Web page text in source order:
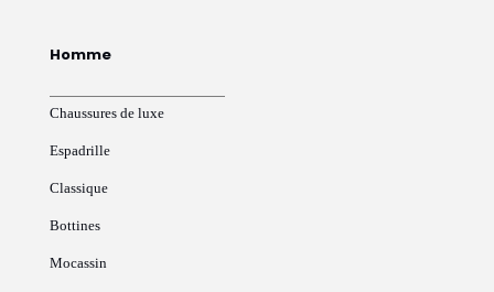
Homme
Chaussures de luxe
Espadrille
Classique
Bottines
Mocassin